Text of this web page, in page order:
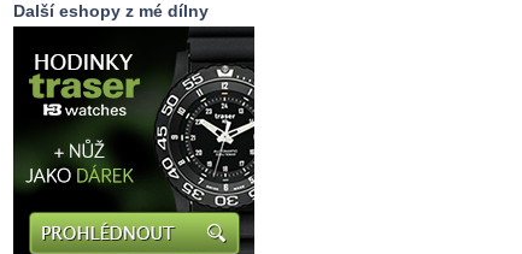
Další eshopy z mé dílny